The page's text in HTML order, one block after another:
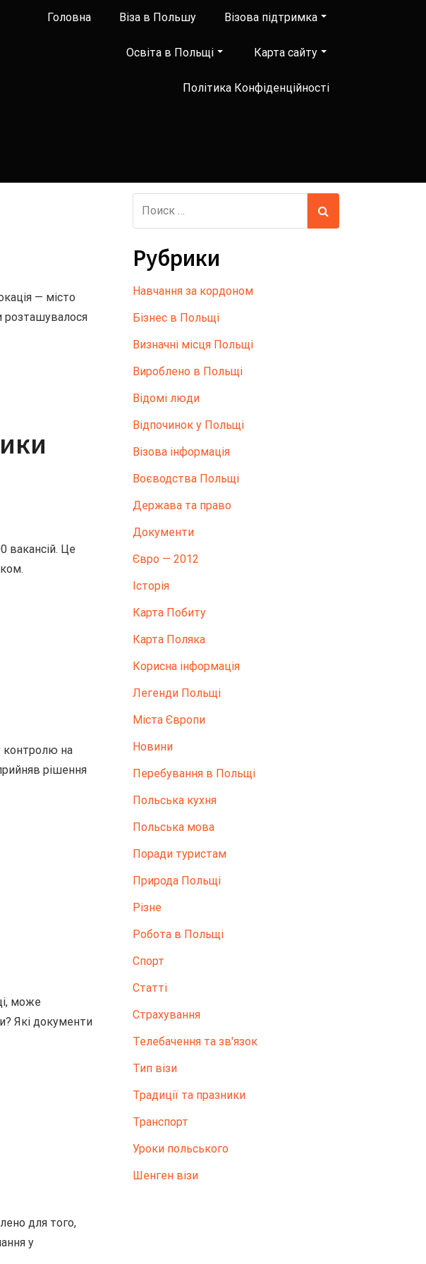
Головна Віза в Польшу Візова підтримка
Освіта в Польщі Карта сайту
Політика Конфіденційності
— місто
розташувалося
вакансій. Це
контролю на
рішення
може
Які документи
для того,
у
Рубрики
Hавчання за кордоном
Бізнес в Польщі
Визначні місця Польщі
Вироблено в Польщі
Відомі люди
Відпочинок у Польщі
Візова інформація
Воєводства Польщі
Держава та право
Документи
Євро — 2012
Історія
Карта Побиту
Карта Поляка
Корисна інформація
Легенди Польщі
Міста Європи
Новини
Перебування в Польщі
Польська кухня
Польська мова
Поради туристам
Природа Польщі
Різне
Робота в Польщі
Спорт
Статті
Страхування
Телебачення та зв'язок
Тип візи
Традиції та празники
Транспорт
Уроки польського
Шенген візи